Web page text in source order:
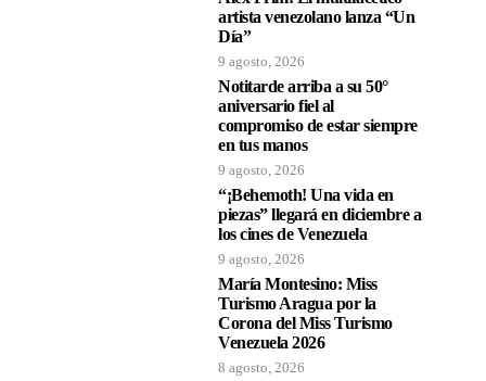
artista venezolano lanza “Un
Día”
9 agosto, 2026
Notitarde arriba a su 50°
aniversario fiel al
compromiso de estar siempre
en tus manos
9 agosto, 2026
“¡Behemoth! Una vida en
piezas” llegará en diciembre a
los cines de Venezuela
9 agosto, 2026
María Montesino: Miss
Turismo Aragua por la
Corona del Miss Turismo
Venezuela 2026
8 agosto, 2026